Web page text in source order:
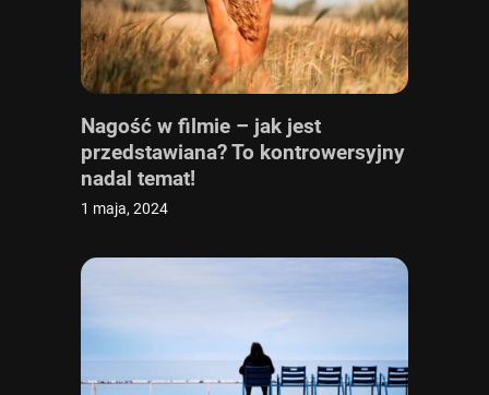
Nagość w filmie – jak jest
przedstawiana? To kontrowersyjny
nadal temat!
1 maja, 2024